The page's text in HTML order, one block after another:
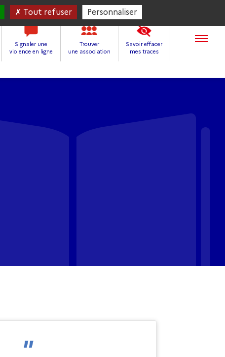
Signaler une
violence en ligne
Trouver
une association
Savoir effacer
mes traces
Tout refuser Personnaliser